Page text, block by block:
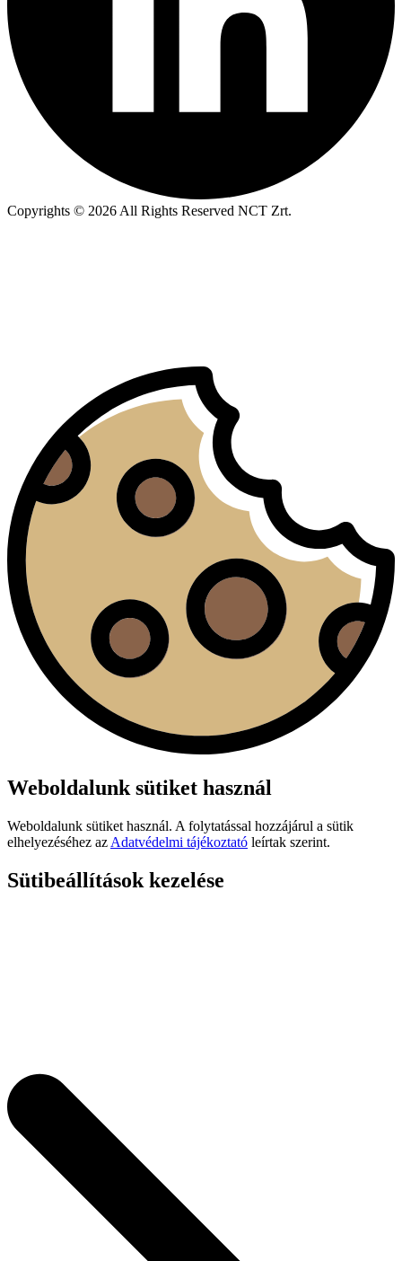
Copyrights © 2026 All Rights Reserved NCT Zrt.
Weboldalunk sütiket használ
Weboldalunk sütiket használ. A folytatással hozzájárul a sütik
elhelyezéséhez az Adatvédelmi tájékoztató leírtak szerint.
Sütibeállítások kezelése